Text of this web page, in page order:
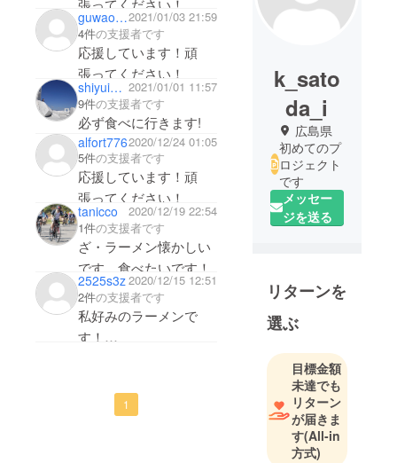
張ってください！
guwaou20032021/01/03 21:59
4件の支援者です
応援しています！頑
張ってください！
shiyui_sake 2021/01/01 11:57
9件の支援者です
必ず食べに行きます!
alfort7762020/12/24 01:05
5件の支援者です
応援しています！頑
張ってください！
tanicco
2020/12/19 22:54
1件の支援者です
ざ・ラーメン懐かしい
です。食べたいです！
2525s3z2020/12/15 12:51
2件の支援者です
私好みのラーメンで
す！
伺わせていただきま
1
k_sato
da_i
広島県
初めてのプ
ロジェクト
です
メッセー
ジを送る
リターンを
選ぶ
目標金額
未達でも
リターン
が届きま
す(All-in
方式)